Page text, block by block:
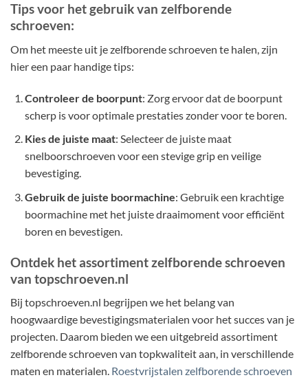
Tips voor het gebruik van zelfborende
schroeven:
Om het meeste uit je zelfborende schroeven te halen, zijn
hier een paar handige tips:
Controleer de boorpunt: Zorg ervoor dat de boorpunt
scherp is voor optimale prestaties zonder voor te boren.
Kies de juiste maat: Selecteer de juiste maat
snelboorschroeven voor een stevige grip en veilige
bevestiging.
Gebruik de juiste boormachine: Gebruik een krachtige
boormachine met het juiste draaimoment voor efficiënt
boren en bevestigen.
Ontdek het assortiment zelfborende schroeven
van topschroeven.nl
Bij topschroeven.nl begrijpen we het belang van
hoogwaardige bevestigingsmaterialen voor het succes van je
projecten. Daarom bieden we een uitgebreid assortiment
zelfborende schroeven van topkwaliteit aan, in verschillende
maten en materialen. Roestvrijstalen zelfborende schroeven